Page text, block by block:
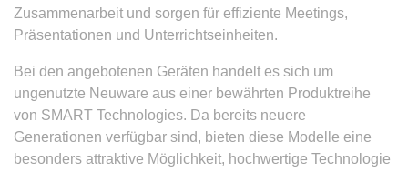
Zusammenarbeit und sorgen für effiziente Meetings,
Präsentationen und Unterrichtseinheiten.
Bei den angebotenen Geräten handelt es sich um
ungenutzte Neuware aus einer bewährten Produktreihe
von SMART Technologies. Da bereits neuere
Generationen verfügbar sind, bieten diese Modelle eine
besonders attraktive Möglichkeit, hochwertige Technologie